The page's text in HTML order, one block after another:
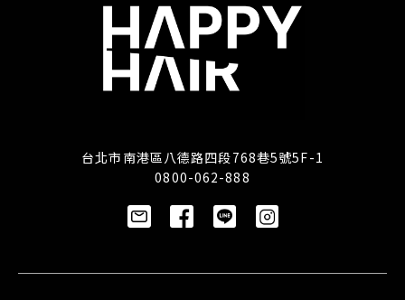
台北市南港區八德路四段768巷5號5F-1
0800-062-888